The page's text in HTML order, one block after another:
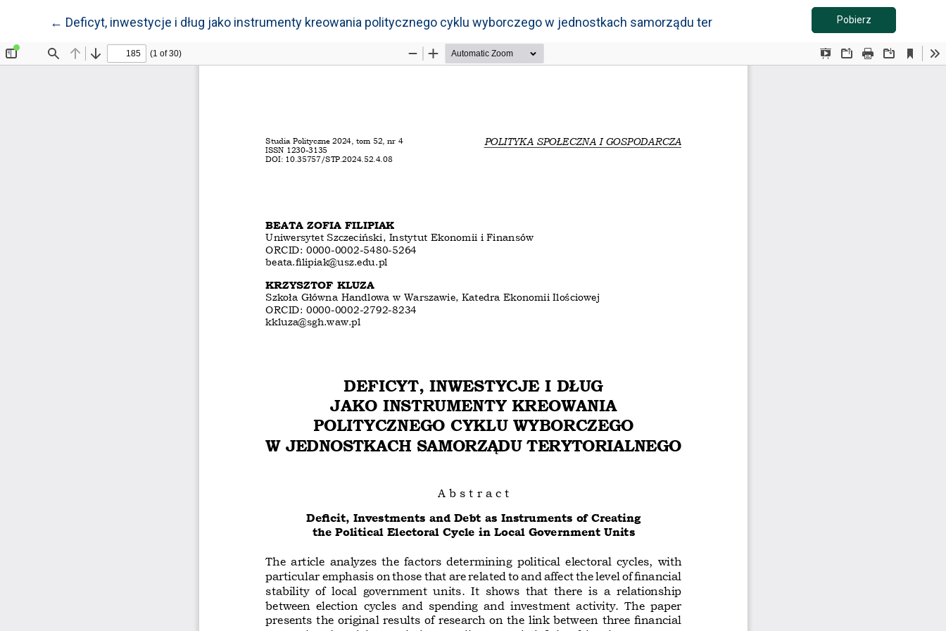
← Wróć do szczegółów artykułu
Deficyt, inwestycje i dług jako instrumenty kreowania politycznego cyklu wyborczego w jednostkach samorządu terytorialnego PobierzPobierz PDF